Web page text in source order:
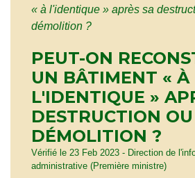
« à l'identique » après sa
démolition ?
PEUT-ON
UN BÂTIMENT « À
L'IDENTIQUE »
DESTRUCTION
DÉMOLITION ?
Vérifié le 23 Feb 2023 - Direction de
administrative (Première ministre)